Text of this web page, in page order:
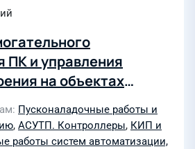
ПК и управления
на объектах
НШПП "Яреганефть"
Пусконаладочные работы и
, АСУТП. Контроллеры, КИП и
работы систем автоматизации,